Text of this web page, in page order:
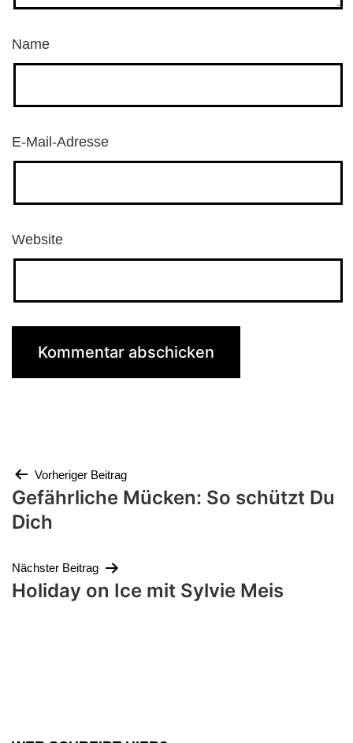
Name
E-Mail-Adresse
Website
Beitragsnavigation
Vorheriger Beitrag
Gefährliche Mücken: So schützt Du
Dich
Nächster Beitrag
Holiday on Ice mit Sylvie Meis